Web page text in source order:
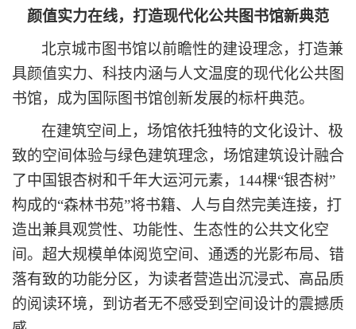
颜值实力在线， 打造现代化公共图书馆新典范
北京城市图书馆以前瞻性的建设理念，打造兼
具颜值实力、科技内涵与人文温度的现代化公共图
书馆，成为国际图书馆创新发展的标杆典范。
在建筑空间上，场馆依托独特的文化设计、极
致的空间体验与绿色建筑理念，场馆建筑设计融合
了中国银杏树和千年大运河元素， 144棵“银杏树”
构成的“森林书苑”将书籍、人与自然完美连接，打
造出兼具观赏性、功能性、生态性的公共文化空
间。超大规模单体阅览空间、通透的光影布局、错
落有致的功能分区，为读者营造出沉浸式、高品质
的阅读环境，到访者无不感受到空间设计的震撼质